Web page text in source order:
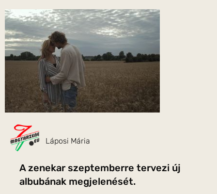
Láposi Mária
A zenekar szeptemberre tervezi új
albubának megjelenését.